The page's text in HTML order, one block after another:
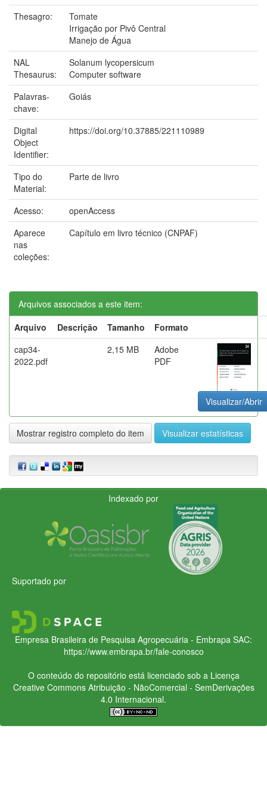
Thesagro:
Tomate
Irrigação por Pivô Central
Manejo de Água
NAL
Thesaurus:
Solanum lycopersicum
Computer software
Palavras-
chave:
Goiás
Digital
Object
Identifier:
https://doi.org/10.37885/221110989
Tipo do
Material:
Parte de livro
Acesso:
openAccess
Aparece
nas
coleções:
Capítulo em livro técnico (CNPAF)
Arquivos associados a este item:
Arquivo
Descrição Tamanho
Formato
cap34-
2022.pdf
2,15 MB
Adobe
PDF
Visualizar/Abrir
Mostrar registro completo do item Visualizar estatísticas
Indexado por
Suportado por
Empresa Brasileira de Pesquisa Agropecuária - Embrapa SAC:
https://www.embrapa.br/fale-conosco
O conteúdo do repositório está licenciado sob a Licença
Creative CommonsAtribuição - NãoComercial - SemDerivações
4.0 Internacional.